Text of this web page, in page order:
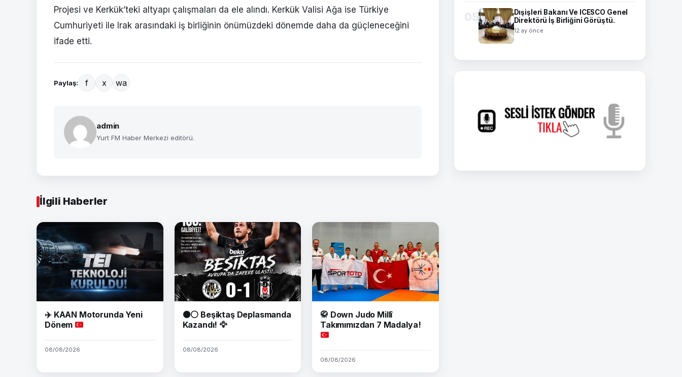
Projesi ve Kerkük’teki altyapı çalışmaları da ele alındı. Kerkük Valisi Ağa ise Türkiye
Cumhuriyeti ile Irak arasındaki iş birliğinin önümüzdeki dönemde daha da güçleneceğini
ifade etti.
Paylaş: f x wa
admin
Yurt FM Haber Merkezi editörü.
İlgili Haberler
✈️KAAN Motorunda Yeni
Dönem
08/08/2026
⚫⚪ Beşiktaş Deplasmanda
Kazandı! 🦅
08/08/2026
🥋 Down Judo Millî
Takımımızdan 7 Madalya!
08/08/2026
05
Dışişleri Bakanı Ve ICESCO Genel
Direktörü İş Birliğini Görüştü.
12 ay önce